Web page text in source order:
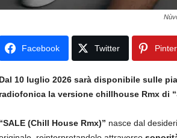
Facebook Twitter
Dal 10 luglio 2026 sarà disponibile sulle
radiofonica la versione chillhouse Rmx di
“SALE (Chill House Rmx)” nasce dal